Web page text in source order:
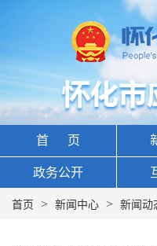
首 页
政务公开
首页 > 新闻中心 > 新闻动